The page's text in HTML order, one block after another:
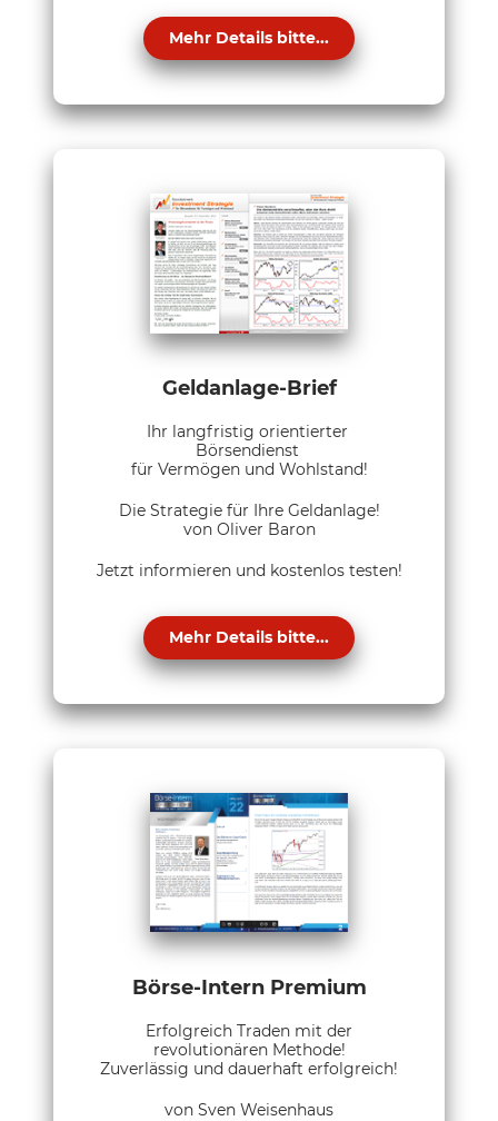
Mehr Details bitte...
Geldanlage-Brief
Ihr langfristig orientierter
Börsendienst
für Vermögen und Wohlstand!
Die Strategie für Ihre Geldanlage!
von Oliver Baron
Jetzt informieren und kostenlos testen!
Mehr Details bitte...
Börse-Intern Premium
Erfolgreich Traden mit der
revolutionären Methode!
Zuverlässig und dauerhaft erfolgreich!
von Sven Weisenhaus